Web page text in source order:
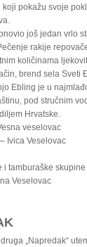
pokažu svoje
još jedan vrlo
rakije
količinama
brend sela Sveti
Ebling je u
pod stručnim
Hrvatske.
veselovac
Ivica Veselovac
i tamburaške
Veselovac
„Napredak“